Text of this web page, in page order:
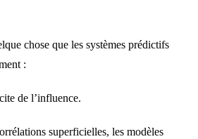
chose que les systèmes prédictifs
:
de l’influence.
superficielles, les modèles